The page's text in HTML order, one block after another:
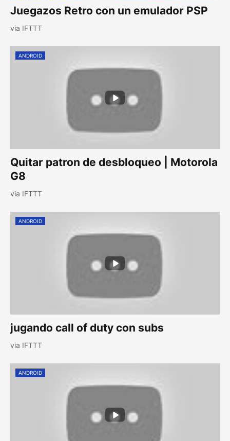
Juegazos Retro con un emulador PSP
via IFTTT
ANDROID
Quitar patron de desbloqueo | Motorola
G8
via IFTTT
ANDROID
jugando call of duty con subs
via IFTTT
ANDROID